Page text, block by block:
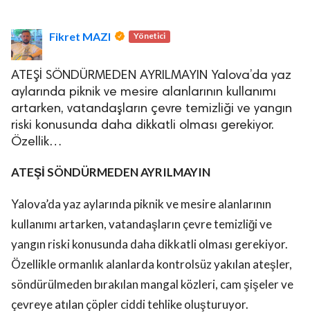
Fikret MAZI Yönetici
ATEŞİ SÖNDÜRMEDEN AYRILMAYIN Yalova’da yaz
aylarında piknik ve mesire alanlarının kullanımı
artarken, vatandaşların çevre temizliği ve yangın
riski konusunda daha dikkatli olması gerekiyor.
Özellik…
ATEŞİ SÖNDÜRMEDEN AYRILMAYIN
Yalova’da yaz aylarında piknik ve mesire alanlarının
kullanımı artarken, vatandaşların çevre temizliği ve
yangın riski konusunda daha dikkatli olması gerekiyor.
Özellikle ormanlık alanlarda kontrolsüz yakılan ateşler,
söndürülmeden bırakılan mangal közleri, cam şişeler ve
çevreye atılan çöpler ciddi tehlike oluşturuyor.